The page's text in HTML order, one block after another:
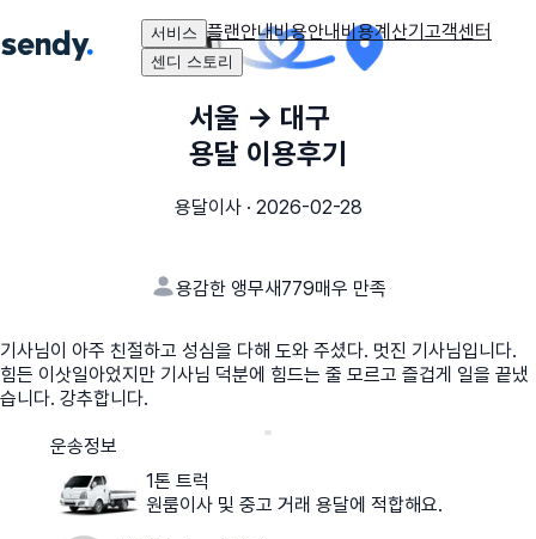
서비스 플랜안내비용안내비용계산기고객센터
센디 스토리
서울 → 대구
용달 이용후기
용달이사· 2026-02-28
용감한 앵무새779매우 만족
기사님이 아주 친절하고 성심을 다해 도와 주셨다. 멋진 기사님입니다.
힘든 이삿일아었지만 기사님 덕분에 힘드는 줄 모르고 즐겁게 일을 끝냈
습니다. 강추합니다.
운송정보
1톤 트럭
원룸이사 및 중고 거래 용달에 적합해요.